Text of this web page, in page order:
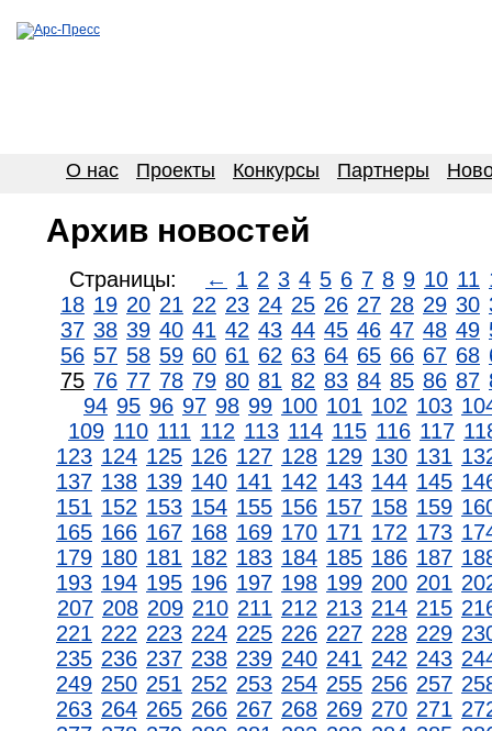
О нас Проекты Конкурсы Партнеры
Архив новостей
Страницы: ← 1 2 3 4 5 6 7 8 9 10 11
18 19 20 21 22 23 24 25 26 27 28 29 30
37 38 39 40 41 42 43 44 45 46 47 48 49
56 57 58 59 60 61 62 63 64 65 66 67 68
75 76 77 78 79 80 81 82 83 84 85 86 87
94 95 96 97 98 99 100 101 102 103
109 110 111 112 113 114 115 116 117
123 124 125 126 127 128 129 130 131
137 138 139 140 141 142 143 144 145
151 152 153 154 155 156 157 158 159
165 166 167 168 169 170 171 172 173
179 180 181 182 183 184 185 186 187
193 194 195 196 197 198 199 200 201
207 208 209 210 211 212 213 214 215
221 222 223 224 225 226 227 228 229
235 236 237 238 239 240 241 242 243
249 250 251 252 253 254 255 256 257
263 264 265 266 267 268 269 270 271